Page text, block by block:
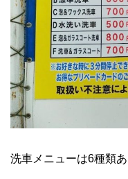
洗車メニューは6種類